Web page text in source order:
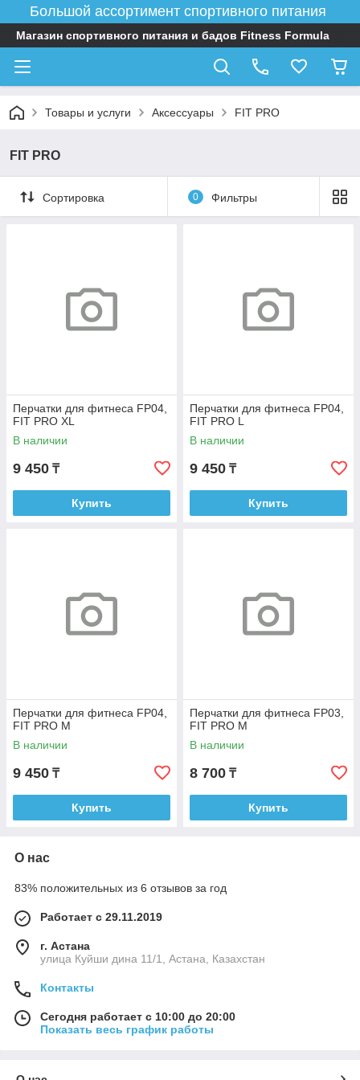
Большой ассортимент спортивного питания
Магазин спортивного питания и бадов Fitness Formula
Товары и услуги Аксессуары FIT PRO
FIT PRO
Сортировка 0 Фильтры
Перчатки для фитнеса FP04,
FIT PRO XL
В наличии
9 450 ₸
Купить
Перчатки для фитнеса FP04,
FIT PRO L
В наличии
9 450 ₸
Купить
Перчатки для фитнеса FP04,
FIT PRO M
В наличии
9 450 ₸
Купить
Перчатки для фитнеса FP03,
FIT PRO M
В наличии
8 700 ₸
Купить
О нас
83% положительных из 6 отзывов за год
Работает с 29.11.2019
г. Астана
улица Куйши дина 11/1, Астана, Казахстан
Контакты
Сегодня работает с 10:00 до 20:00
Показать весь график работы